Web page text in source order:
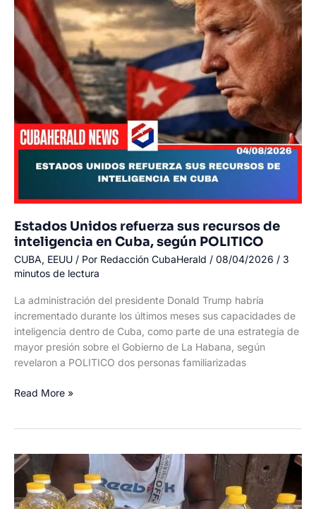
o
heredar
vehículos:
estos
son
los
nuevos
requisitos
Estados Unidos refuerza sus recursos de
inteligencia en Cuba, según POLITICO
CUBA, EEUU / Por Redacción CubaHerald / 08/04/2026 / 3
minutos de lectura
La administración del presidente Donald Trump habría
incrementado durante los últimos meses sus capacidades de
inteligencia dentro de Cuba, como parte de una estrategia de
mayor presión sobre el Gobierno de La Habana, según
revelaron a POLITICO dos personas familiarizadas
Estados
recursos
de
inteligencia
en
Read More »